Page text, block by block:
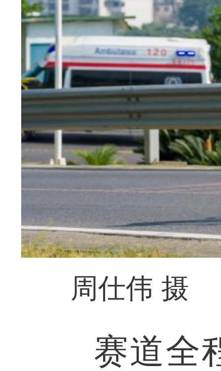
周仕伟 摄
赛道全程